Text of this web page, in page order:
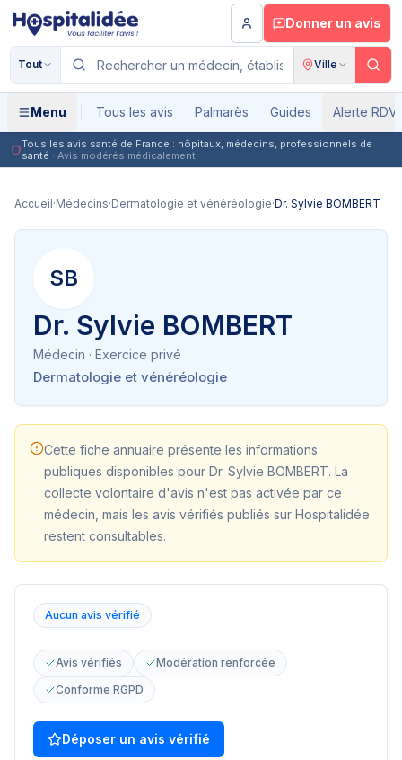
Aller au contenu principal
Donner un avis
Tout Ville
Menu Tous les avis Palmarès Guides Alerte RDV
Tous les avis santé de France : hôpitaux, médecins, professionnels de
santé · Avis modérés médicalement
Accueil·Médecins·Dermatologie et vénéréologie·Dr. Sylvie BOMBERT
SB
Dr. Sylvie BOMBERT
Médecin · Exercice privé
Dermatologie et vénéréologie
Cette fiche annuaire présente les informations
publiques disponibles pour Dr. Sylvie BOMBERT. La
collecte volontaire d'avis n'est pas activée par ce
médecin, mais les avis vérifiés publiés sur Hospitalidée
restent consultables.
Aucun avis vérifié
Avis vérifiés
Modération renforcée
Conforme RGPD
Déposer un avis vérifié